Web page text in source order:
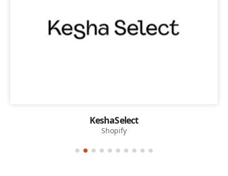
KeshaSelect
Shopify